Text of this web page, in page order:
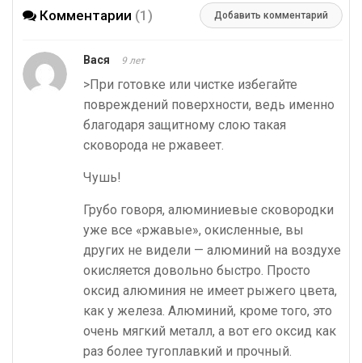
Комментарии (1) Добавить комментарий
Вася 9 лет
>При готовке или чистке избегайте
повреждений поверхности, ведь именно
благодаря защитному слою такая
сковорода не ржавеет.
Чушь!
Грубо говоря, алюминиевые сковородки
уже все «ржавые», окисленные, вы
других не видели — алюминий на воздухе
окисляется довольно быстро. Просто
оксид алюминия не имеет рыжего цвета,
как у железа. Алюминий, кроме того, это
очень мягкий металл, а вот его оксид как
раз более тугоплавкий и прочный.